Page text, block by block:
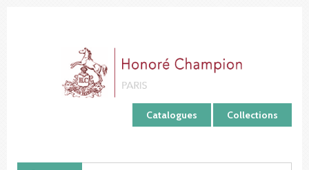
Catalogues Collections